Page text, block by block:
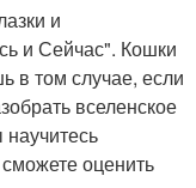
и
и Сейчас". Кошки
в том случае, если
вселенское
оценить